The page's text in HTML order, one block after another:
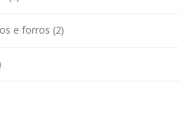
e forros (2)